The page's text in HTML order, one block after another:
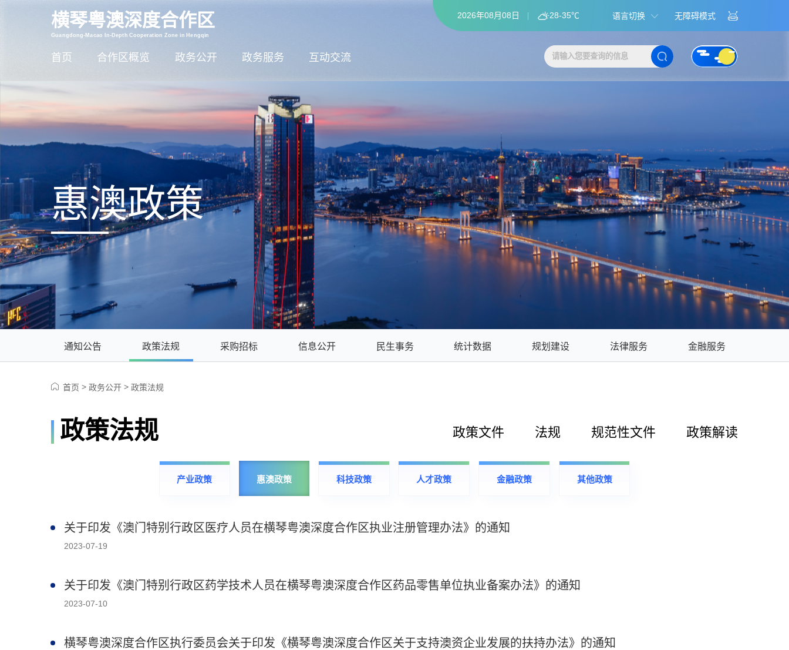
横琴粤澳深度合作区
Guangdong-Macao In-Depth Cooperation Zone in Hengqin
2026年08月08日 28-35℃ 语言切换 无障碍模式
智能问答
首页 合作区概览 政务公开 政务服务 互动交流
惠澳政策
通知公告 政策法规 采购招标 信息公开 民生事务 统计数据 规划建设 法律服务 金融服务
首页 > 政务公开 > 政策法规
政策法规 政策文件 法规 规范性文件 政策解读
产业政策 惠澳政策 科技政策 人才政策 金融政策 其他政策
关于印发《澳门特别行政区医疗人员在横琴粤澳深度合作区执业注册管理办法》的通知
2023-07-19
关于印发《澳门特别行政区药学技术人员在横琴粤澳深度合作区药品零售单位执业备案办法》的通知
2023-07-10
横琴粤澳深度合作区执行委员会关于印发《横琴粤澳深度合作区关于支持澳资企业发展的扶持办法》的通知